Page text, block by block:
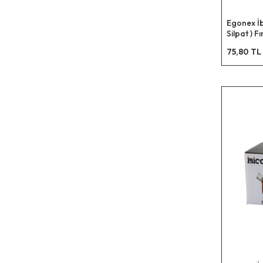
Egonex
Silpat )
75,80 TL